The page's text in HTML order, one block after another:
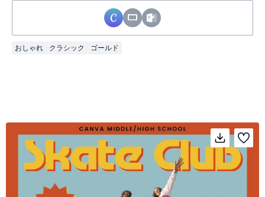
おしゃれ クラシック ゴールド